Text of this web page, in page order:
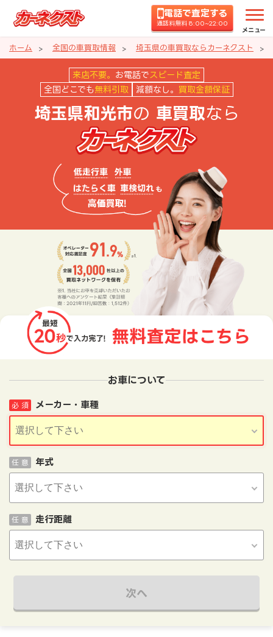
電話で査定する
通話料無料 8:00~22:00
メニュー
ホーム 全国の車買取情報 埼玉県の車買取ならカーネクスト
埼玉県和光市の車買取ならカー
来店不要。 お電話で スピード査定
全国どこでも 無料引取 減額なし。 買取金額保証
埼玉県和光市の 車買取なら
お車について
メーカー・車種
必 須
年式
任 意
走行距離
任 意
次へ